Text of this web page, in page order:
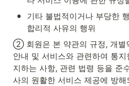
•
기타 불법적이거나 부당한
합리적 사유의 행위
② 회원은 본 약관의 규정, 개별
안내 및 서비스와 관련하여 통
지하는 사항, 관련 법령 등을 준
사의 원활한 서비스 제공에 방